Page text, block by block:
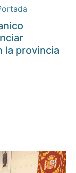
la provincia